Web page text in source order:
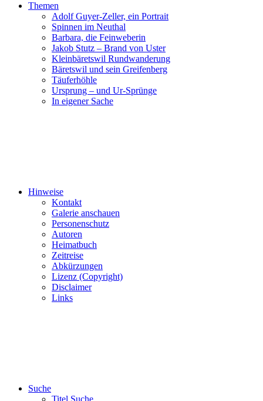
Themen
Adolf Guyer-Zeller, ein Portrait
Spinnen im Neuthal
Barbara, die Feinweberin
Jakob Stutz – Brand von Uster
Kleinbäretswil Rundwanderung
Bäretswil und sein Greifenberg
Täuferhöhle
Ursprung – und Ur-Sprünge
In eigener Sache
Hinweise
Kontakt
Galerie anschauen
Personenschutz
Autoren
Heimatbuch
Zeitreise
Abkürzungen
Lizenz (Copyright)
Disclaimer
Links
Suche
Titel Suche